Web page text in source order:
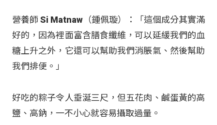
營養師 Si Matnaw（鍾佩璇）：「這個成分其實滿
好的，因為裡面富含膳食纖維，可以延緩我們的血
糖上升之外，它還可以幫助我們消脹氣、然後幫助
我們排便。」
好吃的粽子令人垂涎三尺，但五花肉、鹹蛋黃的高
鹽、高鈉，一不小心就容易攝取過量。